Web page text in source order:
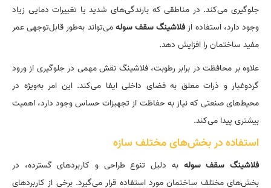
جلوگیری می‌کند. در مناطقی که بارندگی‌های شدید یا تغییرات دمایی زیاد
وجود دارد، استفاده ازفلاشینگ سقف سولهمی‌تواند به‌طور قابل‌توجهی عمر
مفید ساختمان را افزایش دهد.
علاوه بر محافظت در برابر رطوبت، فلاشینگ نقش مهمی در جلوگیری از ورود
گردوغبار و ذرات معلق به فضای داخلی ایفا می‌کند. این امر به‌ویژه در
محیط‌های صنعتی که نیاز به حفاظت از تجهیزات حساس وجود دارد، اهمیت
بیشتری پیدا می‌کند.
استفاده در بخش‌های مختلف سازه
فلاشینگ سقف سوله به دلیل تنوع طراحی و کاربردهای گسترده، در
بخش‌های مختلف ساختمان مورد استفاده قرار می‌گیرد. برخی از کاربردهای